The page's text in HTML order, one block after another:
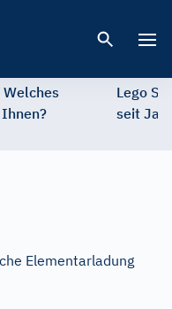
Lego
seit
Elementarladung